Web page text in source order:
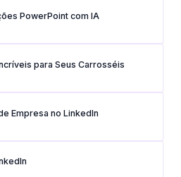
PowerPoint com IA
para Seus Carrosséis
Empresa no LinkedIn